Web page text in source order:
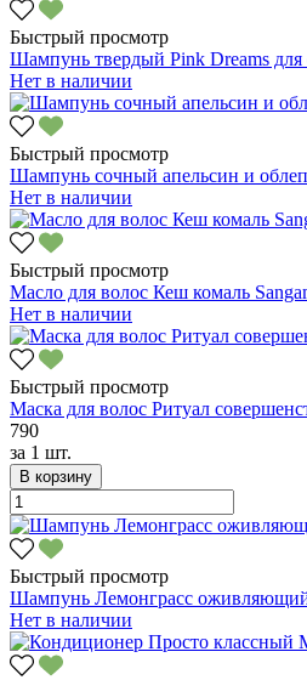
Быстрый просмотр
Шампунь твердый Pink Dreams
Нет в наличии
Быстрый просмотр
Шампунь сочный апельсин и
Нет в наличии
Быстрый просмотр
Масло для волос Кеш комаль
Нет в наличии
Быстрый просмотр
Маска для волос Ритуал
790
за 1 шт.
В корзину
Быстрый просмотр
Шампунь Лемонграсс
Нет в наличии